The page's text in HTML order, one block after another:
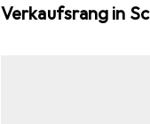
Verkaufsrang in